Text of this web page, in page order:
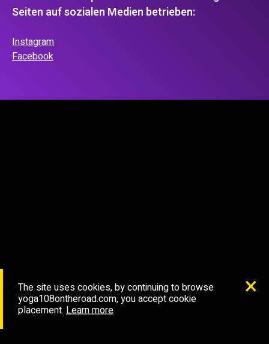
Seiten auf sozialen Medien betrieben:
Instagram
Facebook
The site uses cookies, by continuing to browse
yoga108ontheroad.com, you accept cookie
placement. Learn more